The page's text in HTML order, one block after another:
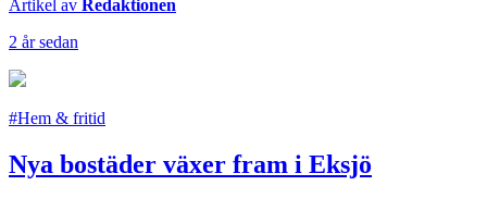
Artikel av Redaktionen
2 år sedan
#Hem & fritid
Nya bostäder växer fram i Eksjö